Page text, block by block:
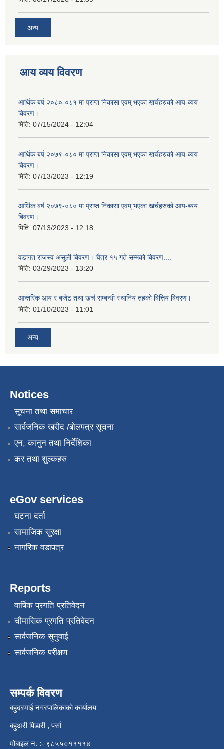
अन्य
आय व्यय विवरण
आर्थिक बर्ष २०८०-०८१ मा प्राप्त निकासा एवम् भएका खर्चहरुको आय-ब्यय
बिवरण।
मिति: 07/15/2024 - 12:04
आर्थिक बर्ष २०७९-०८० मा प्राप्त निकासा एवम् भएका खर्चहरुको आय-ब्यय
बिवरण।
मिति: 07/13/2023 - 12:19
आर्थिक बर्ष २०७९-०८० मा प्राप्त निकासा एवम् भएका खर्चहरुको आय-ब्यय
बिवरण।
मिति: 07/13/2023 - 12:18
वडागत राजस्व असुली बिवरण। चैत्र १५ गते सम्मको बिवरण....
मिति: 03/29/2023 - 13:20
आन्तरिक आय र बजेट तथा खर्च सम्बन्धी स्थानिय तहको बित्तिय बिवरण।
मिति: 01/10/2023 - 11:01
अन्य
Notices
सूचना तथा समाचार
सार्वजनिक खरीद /बोलपत्र सूचना
एन, कानुन तथा निर्देशिका
कर तथा शुल्कहरु
eGov services
घटना दर्ता
सामाजिक सुरक्षा
नागरिक वडापत्र
Reports
वार्षिक प्रगति प्रतिवेदन
चौमासिक प्रगति प्रतिवेदन
सार्वजनिक सुनुवाई
सार्वजनिक परीक्षण
सम्पर्क विवरण
बहुदरमाई नगरपालिकाको कार्यालय
बहुअरी पिडारी , पर्सा
मोबाइल न. :- ९८५५०११११४